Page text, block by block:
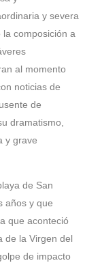
y severa
la composición a
al momento
noticias de
de
dramatismo,
y grave
de San
años y que
que aconteció
de la Virgen del
de impacto